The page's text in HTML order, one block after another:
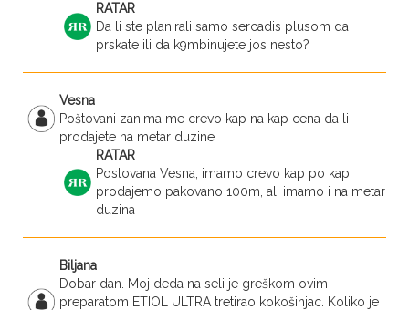
RATAR
Da li ste planirali samo sercadis plusom da
prskate ili da k9mbinujete jos nesto?
Vesna
Poštovani zanima me crevo kap na kap cena da li
prodajete na metar duzine
RATAR
Postovana Vesna, imamo crevo kap po kap,
prodajemo pakovano 100m, ali imamo i na metar
duzina
Biljana
Dobar dan. Moj deda na seli je greškom ovim
preparatom ETIOL ULTRA tretirao kokošinjac. Koliko je